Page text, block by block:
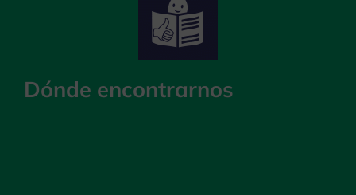
Dónde encontrarnos